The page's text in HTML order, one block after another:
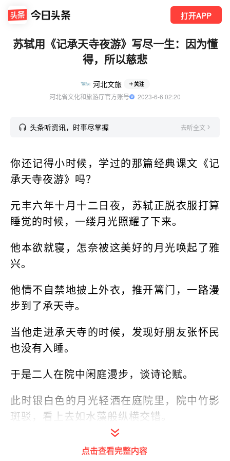
打开APP
苏轼用《记承天寺夜游》写尽一生：因为懂
得，所以慈悲
河北文旅 关注
河北省文化和旅游厅官方账号
  2023-6-6 02:20
头条听资讯，时事尽掌握 去听全文
你还记得小时候，学过的那篇经典课文《记
承天寺夜游》吗？
元丰六年十月十二日夜，苏轼正脱衣服打算
睡觉的时候，一缕月光照耀了下来。
他本欲就寝，怎奈被这美好的月光唤起了雅
兴。
他情不自禁地披上外衣，推开篱门，一路漫
步到了承天寺。
当他走进承天寺的时候，发现好朋友张怀民
也没有入睡。
于是二人在院中闲庭漫步，谈诗论赋。
此时银白色的月光轻洒在庭院里，院中竹影
斑驳，看上去如水藻般纵横交错。
兴致所至，苏轼提笔写下了这篇文章：
点击查看完整内容